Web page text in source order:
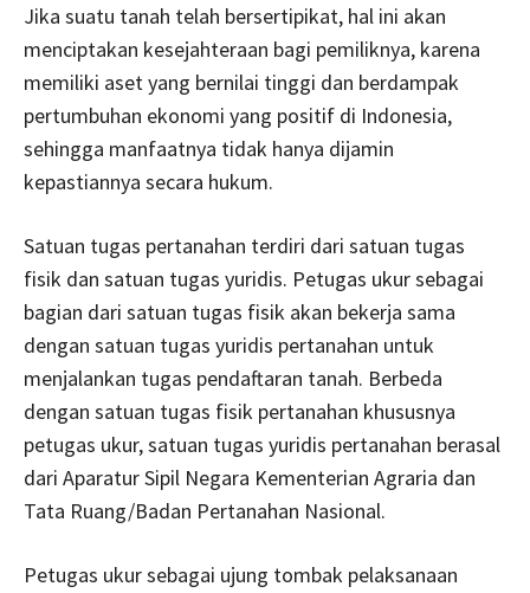
Jika suatu tanah telah bersertipikat, hal ini akan
menciptakan kesejahteraan bagi pemiliknya, karena
memiliki aset yang bernilai tinggi dan berdampak
pertumbuhan ekonomi yang positif di Indonesia,
sehingga manfaatnya tidak hanya dijamin
kepastiannya secara hukum.
Satuan tugas pertanahan terdiri dari satuan tugas
fisik dan satuan tugas yuridis. Petugas ukur sebagai
bagian dari satuan tugas fisik akan bekerja sama
dengan satuan tugas yuridis pertanahan untuk
menjalankan tugas pendaftaran tanah. Berbeda
dengan satuan tugas fisik pertanahan khususnya
petugas ukur, satuan tugas yuridis pertanahan berasal
dari Aparatur Sipil Negara Kementerian Agraria dan
Tata Ruang/Badan Pertanahan Nasional.
Petugas ukur sebagai ujung tombak pelaksanaan